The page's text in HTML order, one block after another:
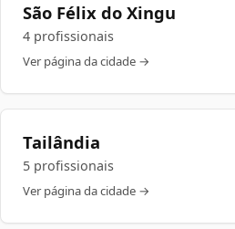
São Félix do Xingu
4 profissionais
Ver página da cidade →
Tailândia
5 profissionais
Ver página da cidade →